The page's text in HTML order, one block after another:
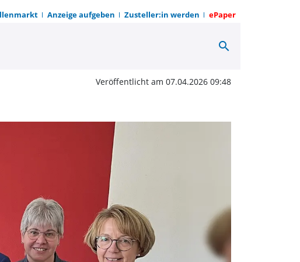
Anzeige aufgeben Zusteller:in werden ePaper
für innovative search
Veröffentlicht am 07.04.2026 09:48